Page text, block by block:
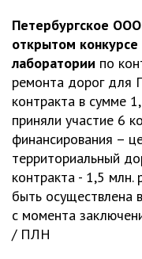
Петербургское
открытом
лаборатории по
ремонта дорог для
контракта в сумме
приняли участие 6
финансирования –
территориальный
контракта - 1,5 млн.
быть осуществлена
с момента
/ ПЛН